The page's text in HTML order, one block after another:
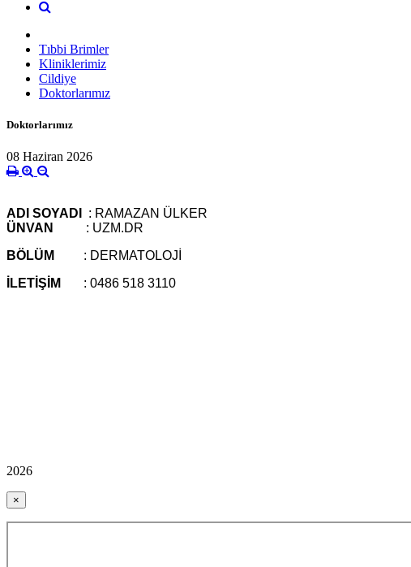
Tıbbi Brimler
Kliniklerimiz
Cildiye
Doktorlarımız
Doktorlarımız
08 Haziran 2026
ADI SOYADI : RAMAZAN ÜLKER
ÜNVAN
: UZM.DR
BÖLÜM : DERMATOLOJİ
İLETİŞİM
: 0486 518 3110
2026
×